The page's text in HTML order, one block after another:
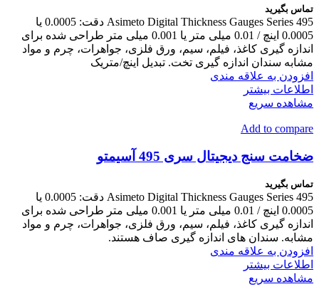
تماس بگیرید
Asimeto Digital Thickness Gauges Series 495 دقت: 0.0005 یا
0.0005 اینچ / 0.01 میلی متر یا 0.001 میلی متر طراحی شده برای
اندازه گیری کاغذ، فیلم، سیم، ورق فلزی، جواهرات، چرم و مواد
مشابه سندان اندازه گیری تخت. تبدیل اینچ/متریک
افزودن به علاقه مندی
اطلاعات بیشتر
مشاهده سریع
Add to compare
ضخامت سنج دیجیتال سری 495 آسیمتو
تماس بگیرید
Asimeto Digital Thickness Gauges Series 495 دقت: 0.0005 یا
0.0005 اینچ / 0.01 میلی متر یا 0.001 میلی متر طراحی شده برای
اندازه گیری کاغذ، فیلم، سیم، ورق فلزی، جواهرات، چرم و مواد
مشابه. سندان های اندازه گیری صاف هستند.
افزودن به علاقه مندی
اطلاعات بیشتر
مشاهده سریع